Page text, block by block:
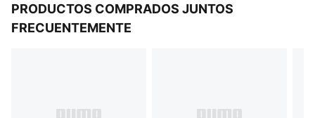
PRODUCTOS COMPRADOS JUNTOS
FRECUENTEMENTE